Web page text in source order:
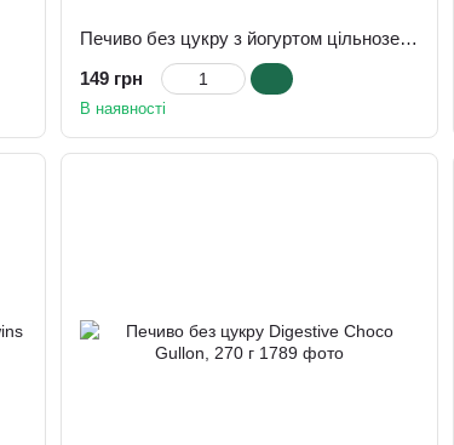
Печиво без цукру з йогуртом цільнозернове Gullon 220 г
149 грн
В наявності